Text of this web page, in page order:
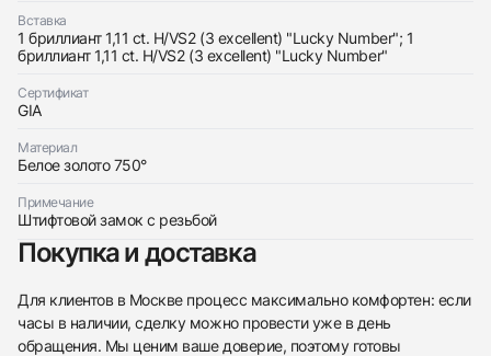
Вставка
1 бриллиант 1,11 ct. H/VS2 (3 excellent) "Lucky Number"; 1
бриллиант 1,11 ct. H/VS2 (3 excellent) "Lucky Number"
Сертификат
GIA
Материал
Белое золото 750°
Примечание
Штифтовой замок с резьбой
Покупка и доставка
Для клиентов в Москве процесс максимально комфортен: если
часы в наличии, сделку можно провести уже в день
обращения. Мы ценим ваше доверие, поэтому готовы
Оставьте ваши контактные данные и мы свяжемся
с вами
Studio jewelry
Серьги 1,11/1,11 ct. H/VS2 (3 excellent) Round
Отправить заявку
Серьги 1,11/1,11 ct. H/VS2 (3 excellent) Round
Diamonds
Новые Коробка + Документы
Приложите фото ваших часов…
Отправить заявку